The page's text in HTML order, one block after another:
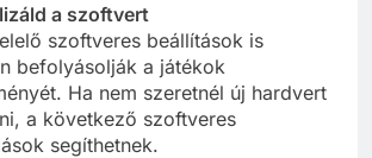
a szoftvert
szoftveres beállítások is
befolyásolják a játékok
Ha nem szeretnél új hardvert
a következő szoftveres
segíthetnek.